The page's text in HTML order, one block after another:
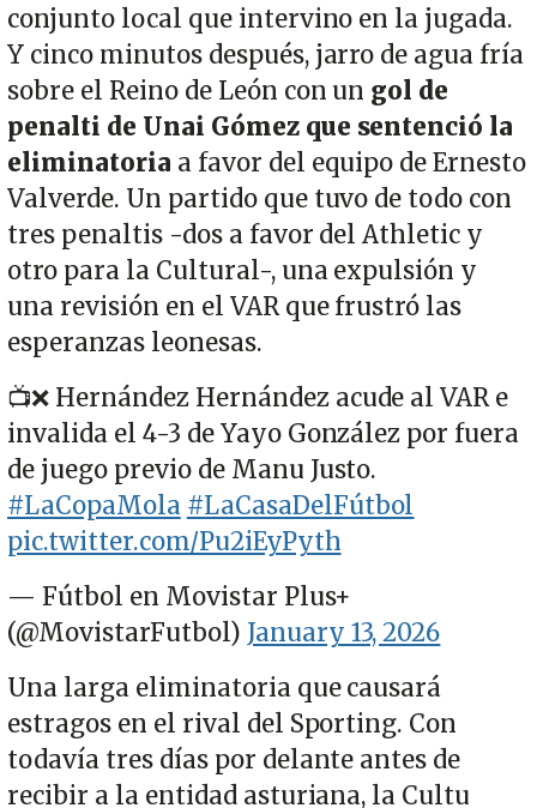
conjunto local que intervino en la jugada.
Y cinco minutos después, jarro de agua fría
sobre el Reino de León con un gol de
penalti de Unai Gómez que sentenció la
eliminatoria a favor del equipo de Ernesto
Valverde. Un partido que tuvo de todo con
tres penaltis -dos a favor del Athletic y
otro para la Cultural-, una expulsión y
una revisión en el VAR que frustró las
esperanzas leonesas.
📺❌ Hernández Hernández acude al VAR e
invalida el 4-3 de Yayo González por fuera
de juego previo de Manu Justo.
#LaCopaMola #LaCasaDelFútbol
pic.twitter.com/Pu2iEyPyth
— Fútbol en Movistar Plus+
(@MovistarFutbol) January 13, 2026
Una larga eliminatoria que causará
estragos en el rival del Sporting. Con
todavía tres días por delante antes de
recibir a la entidad asturiana, la Cultu